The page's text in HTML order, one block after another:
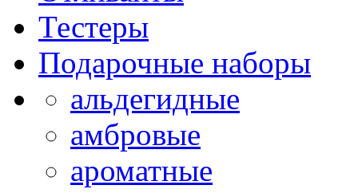
Тестеры
Подарочные наборы
альдегидные
амбровые
ароматные